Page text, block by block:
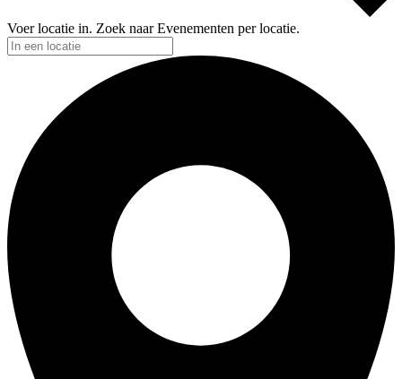
Voer locatie in. Zoek naar Evenementen per locatie.